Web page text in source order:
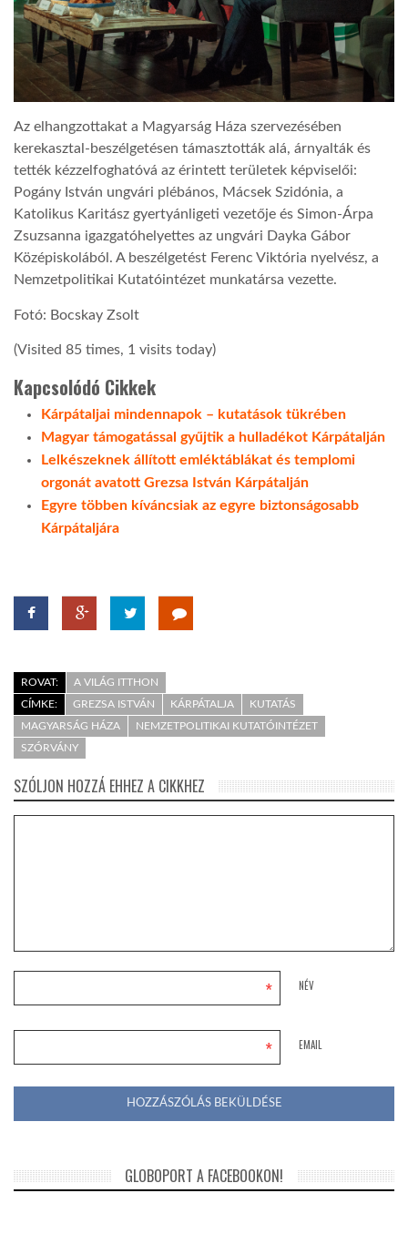
Az elhangzottakat a Magyarság Háza szervezésében
kerekasztal-beszélgetésen támasztották alá, árnyalták és
tették kézzelfoghatóvá az érintett területek képviselői:
Pogány István ungvári plébános, Mácsek Szidónia, a
Katolikus Karitász gyertyánligeti vezetője és Simon-Árpa
Zsuzsanna igazgatóhelyettes az ungvári Dayka Gábor
Középiskolából. A beszélgetést Ferenc Viktória nyelvész, a
Nemzetpolitikai Kutatóintézet munkatársa vezette.
Fotó: Bocskay Zsolt
(Visited 85 times, 1 visits today)
Kapcsolódó Cikkek
Kárpátaljai mindennapok – kutatások tükrében
Magyar támogatással gyűjtik a hulladékot Kárpátalján
Lelkészeknek állított emléktáblákat és templomi
orgonát avatott Grezsa István Kárpátalján
Egyre többen kíváncsiak az egyre biztonságosabb
Kárpátaljára
ROVAT:
A VILÁG ITTHON
CÍMKE:
GREZSA ISTVÁN KÁRPÁTALJA
KUTATÁS
MAGYARSÁG HÁZA
NEMZETPOLITIKAI KUTATÓINTÉZET
SZÓRVÁNY
SZÓLJON HOZZÁ EHHEZ A CIKKHEZ
NÉV
*
EMAIL
*
GLOBOPORT A FACEBOOKON!